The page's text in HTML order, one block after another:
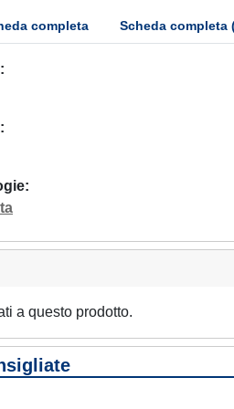
completa Scheda completa
a questo prodotto.